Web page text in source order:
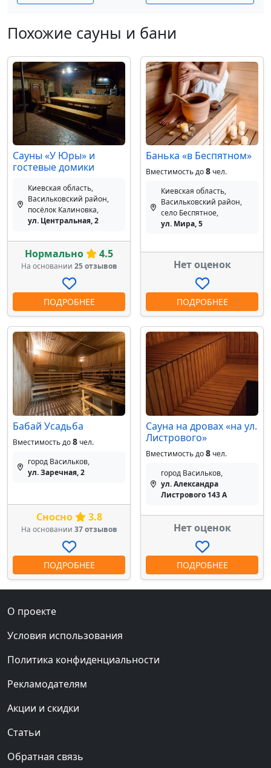
Похожие сауны и бани
Сауны «У Юры» и
гостевые домики
Киевская область,
Васильковский район,
посёлок Калиновка,
ул. Центральная, 2
Нормально 4.5
На основании 25 отзывов
ПОДРОБНЕЕ
Банька «в Беспятном»
Вместимость до8чел.
Киевская область,
Васильковский район,
село Беспятное,
ул. Мира, 5
Нет оценок
ПОДРОБНЕЕ
Бабай Усадьба
Вместимость до8чел.
город Васильков,
ул. Заречная, 2
Сносно 3.8
На основании 37 отзывов
ПОДРОБНЕЕ
Сауна на дровах «на ул.
Листрового»
Вместимость до8чел.
город Васильков,
ул. Александра
Листрового 143 А
Нет оценок
ПОДРОБНЕЕ
О проекте
Условия использования
Политика конфиденциальности
Рекламодателям
Акции и скидки
Статьи
Обратная связь